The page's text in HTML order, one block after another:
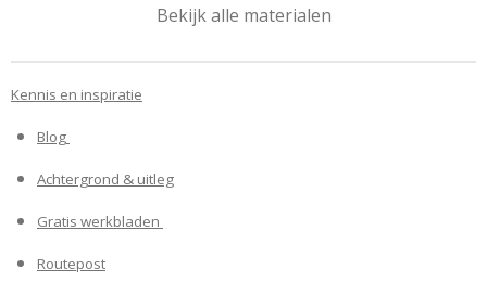
Bekijk alle materialen
Kennis en inspiratie
Blog
Achtergrond & uitleg
Gratis werkbladen
Routepost